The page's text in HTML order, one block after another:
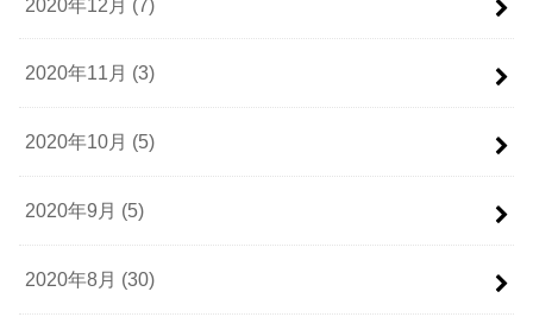
2020年11月 (3)
2020年10月 (5)
2020年9月 (5)
2020年8月 (30)